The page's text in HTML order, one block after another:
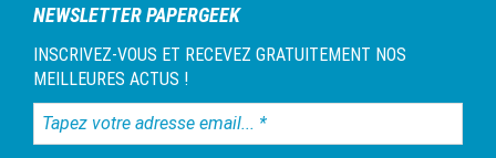
NEWSLETTER PAPERGEEK
INSCRIVEZ-VOUS ET RECEVEZ GRATUITEMENT NOS
MEILLEURES ACTUS !
Tapez
votre